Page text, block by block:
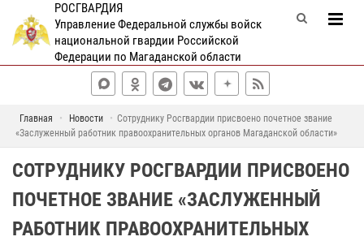
РОСГВАРДИЯ
Управление Федеральной службы войск
национальной гвардии Российской
Федерации по Магаданской области
Главная Новости
Сотруднику Росгвардии присвоено почетное звание
«Заслуженный работник правоохранительных органов Магаданской области»
СОТРУДНИКУ РОСГВАРДИИ ПРИСВОЕНО
ПОЧЕТНОЕ ЗВАНИЕ «ЗАСЛУЖЕННЫЙ
РАБОТНИК ПРАВООХРАНИТЕЛЬНЫХ